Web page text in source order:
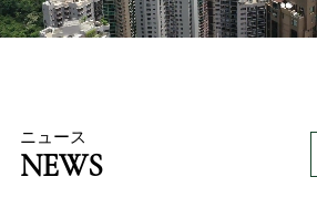
ニュース
NEWS